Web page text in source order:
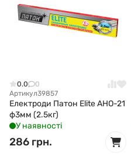
0.0
0
Артикул39857
Електроди Патон Elite АНО-21
ф3мм (2.5кг)
У наявності
286 грн.